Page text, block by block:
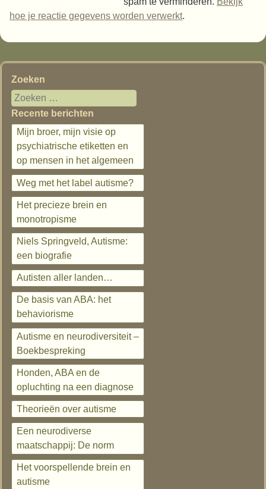
hoe je reactie gegevens worden verwerkt.
Zoeken
Recente berichten
Mijn broer, mijn visie op
psychiatrische etiketten en
op mensen in het algemeen
Weg met het label autisme?
Het precieze brein en
monotropisme
Niels Springveld, Autisme:
een biografie
Autisten aller landen…
De basis van ABA: het
behaviorisme
Autisme en neurodiversiteit –
Boekbespreking
Honden, ABA en de
opluchting na een diagnose
Theorieën over autisme
Een neurodiverse
maatschappij: De norm
Het voorspellende brein en
autisme